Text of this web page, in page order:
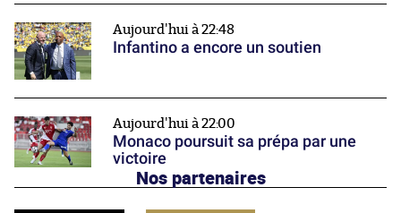
Aujourd'hui à 22:48
Infantino a encore un soutien
Aujourd'hui à 22:00
Monaco poursuit sa prépa par une
victoire
Nos partenaires